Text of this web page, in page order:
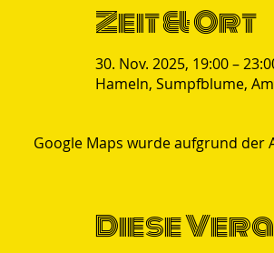
Zeit & Ort
30. Nov. 2025, 19:00 –
Hameln, Sumpfblume,
Google Maps wurde aufgrund der
Diese